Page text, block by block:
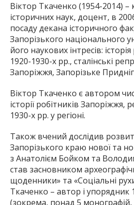
Віктор Ткаченко (1954-2014) –
історичних наук, доцент, в
посаду декана історичного
Запорізького національного
його наукових інтресів:
1920-1930-х рр., сталінські
Запоріжжя, Запорізьке
Віктор Ткаченко є автором
історії робітників Запоріжжя,
1930-х рр. у регіоні.
Також вчений дослідив
Запорізького краю нової та
з Анатолієм Бойком та
став засновником
щоденники» та «Соціальні
Ткаченко – автор і упорядник
(зокрема, понад 5 монографій,